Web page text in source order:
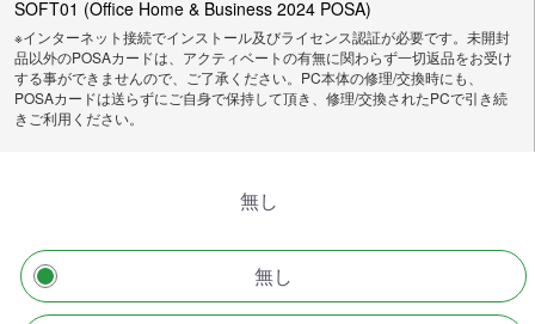
SOFT01 (Office Home & Business 2024 POSA)
※インターネット接続でインストール及びライセンス認証が必要です。未開封
品以外のPOSAカードは、アクティベートの有無に関わらず一切返品をお受け
する事ができませんので、ご了承ください。PC本体の修理/交換時にも、
POSAカードは送らずにご自身で保持して頂き、修理/交換されたPCで引き続
きご利用ください。
無し
無し